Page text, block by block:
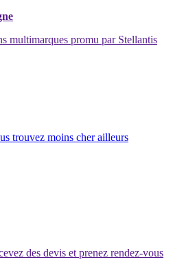
multimarques promu par Stellantis
trouvez moins cher ailleurs
des devis et prenez rendez-vous